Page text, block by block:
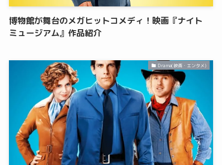
博物館が舞台のメガヒットコメディ！映画『ナイト
ミュージアム』作品紹介
Drama(映画・エンタメ)